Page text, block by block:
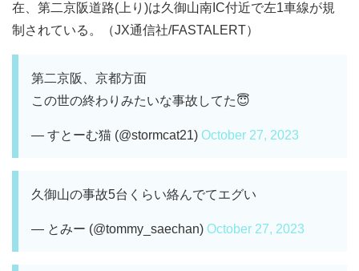
在、第二京阪道路(上り)は久御山南IC付近で左1車線が規
制されている。（JX通信社/FASTALERT）
第二京阪、京都方面
この世の終わりみたいな事故してた😇
— すとーむ猫 (@stormcat21) October 27, 2023
久御山の事故5台くらい絡んでてエグい
— とみー (@tommy_saechan) October 27, 2023